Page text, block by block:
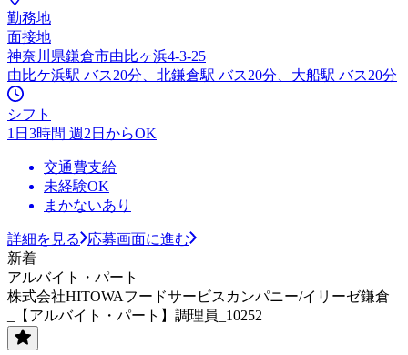
勤務地
面接地
神奈川県鎌倉市由比ヶ浜4-3-25
由比ケ浜駅 バス20分、北鎌倉駅 バス20分、大船駅 バス20分
シフト
1日3時間 週2日からOK
交通費支給
未経験OK
まかないあり
詳細を見る
応募画面に進む
新着
アルバイト・パート
株式会社HITOWAフードサービスカンパニー/イリーゼ鎌倉
_【アルバイト・パート】調理員_10252